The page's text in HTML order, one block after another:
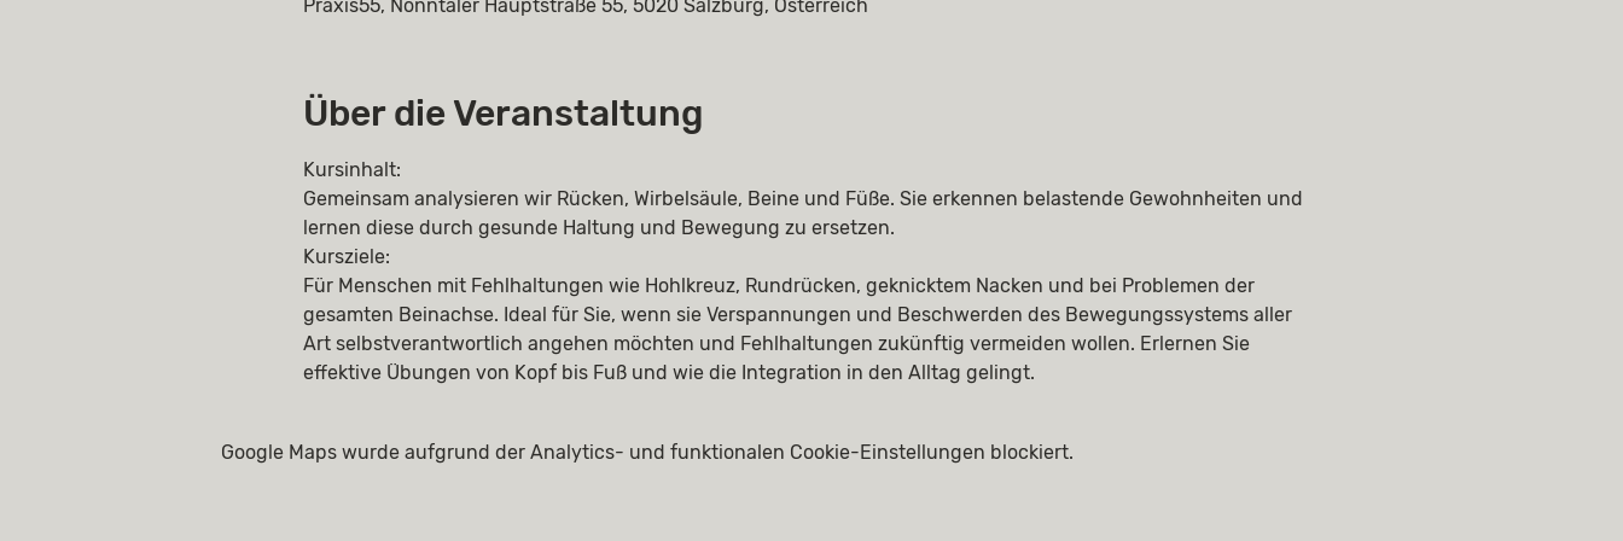
Praxis55, Nonntaler Hauptstraße 55, 5020 Salzburg, Österreich
Über die Veranstaltung
Kursinhalt:
Gemeinsam analysieren wir Rücken, Wirbelsäule, Beine und Füße. Sie erkennen belastende Gewohnheiten und
lernen diese durch gesunde Haltung und Bewegung zu ersetzen.
Kursziele:
Für Menschen mit Fehlhaltungen wie Hohlkreuz, Rundrücken, geknicktem Nacken und bei Problemen der
gesamten Beinachse. Ideal für Sie, wenn sie Verspannungen und Beschwerden des Bewegungssystems aller
Art selbstverantwortlich angehen möchten und Fehlhaltungen zukünftig vermeiden wollen. Erlernen Sie
effektive Übungen von Kopf bis Fuß und wie die Integration in den Alltag gelingt.
Google Maps wurde aufgrund der Analytics- und funktionalen Cookie-Einstellungen blockiert.